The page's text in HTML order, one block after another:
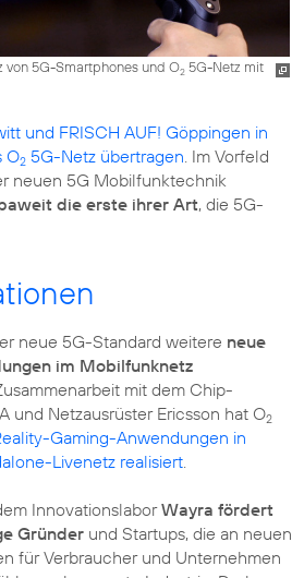
von 5G-Smartphones und O25G-Netz mit
und FRISCH AUF! Göppingen in
O2 5G-Netz übertragen. Im Vorfeld
neuen 5G Mobilfunktechnik
die erste ihrer Art, die 5G-
neue 5G-Standard weitere neue
im Mobilfunknetz
mit dem Chip-
und Netzausrüster Ericsson hat O2
Gaming-Anwendungen in
Livenetz realisiert.
InnovationslaborWayra fördert
Gründerund Startups, die an neuen
für Verbraucher und Unternehmen